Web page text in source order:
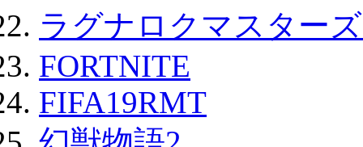
ラグナロクマスター
FORTNITE
FIFA19RMT